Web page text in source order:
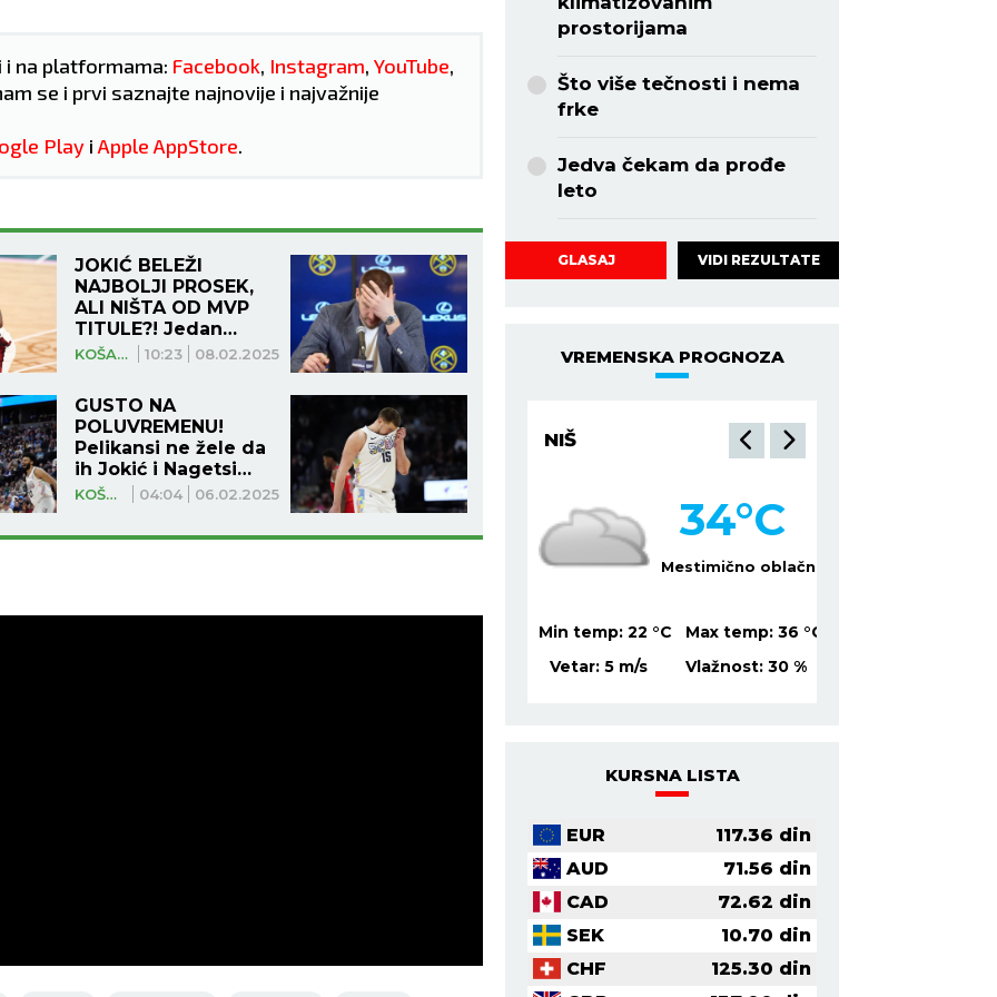
na platformama: Facebook, Instagram, YouTube,
se i prvi saznajte najnovije i najvažnije
Play i Apple AppStore.
KOŠARKA 10:23 08.02.2025
JOKIĆ BELEŽI
NAJBOLJI PROSEK,
ALI NIŠTA OD MVP
TITULE?! Jedan
segment mu je jako
KOŠARKA 04:04 06.02.2025
GUSTO NA
POLUVREMENU!
Pelikansi ne žele da
ih Jokić i Nagetsi
opet osramote!
prostorijama
Što više tečnosti i nema
frke
Jedva čekam da prođe
leto
GLASAJ VIDI REZULTATE
VREMENSKA PROGNOZA
37 °C
NOVI SAD
37°C
NIŠ
Mestimično oblačno
34°C
Min temp: 22 °C Max temp: 36 °C
Vetar: 5 m/s Vlažnost: 30 %
KURSNA LISTA
EUR 117.36 din
AUD
71.56 din
CAD
72.62 din
SEK
10.70 din
CHF
125.30 din